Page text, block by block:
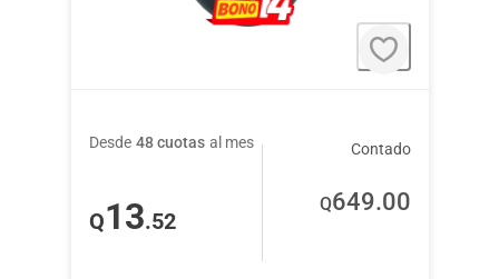
Desde 48 cuotas al mes
Q13.52
Contado
Q649.00